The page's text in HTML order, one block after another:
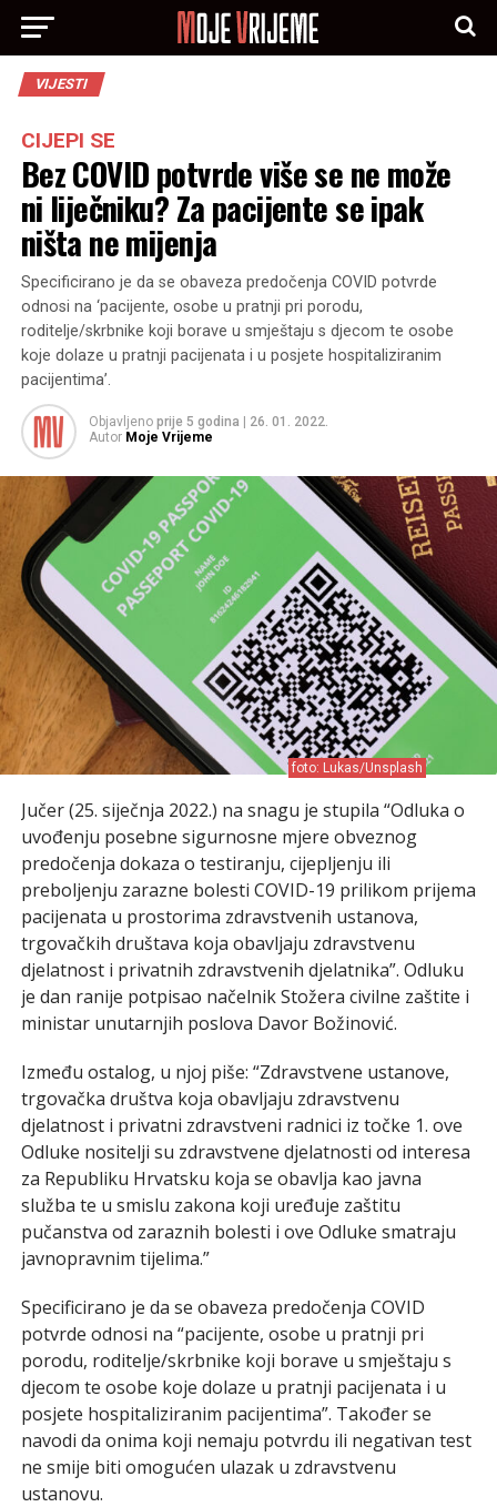
VIJESTI
CIJEPI SE
Bez COVID potvrde više se ne može
ni liječniku? Za pacijente se ipak
ništa ne mijenja
Specificirano je da se obaveza predočenja COVID potvrde
odnosi na ‘pacijente, osobe u pratnji pri porodu,
roditelje/skrbnike koji borave u smještaju s djecom te osobe
koje dolaze u pratnji pacijenata i u posjete hospitaliziranim
pacijentima’.
Objavljeno prije 5 godina
26. 01. 2022.
Autor Moje Vrijeme
foto: Lukas/Unsplash
Jučer (25. siječnja 2022.) na snagu je stupila “Odluka o
uvođenju posebne sigurnosne mjere obveznog
predočenja dokaza o testiranju, cijepljenju ili
preboljenju zarazne bolesti COVID-19 prilikom prijema
pacijenata u prostorima zdravstvenih ustanova,
trgovačkih društava koja obavljaju zdravstvenu
djelatnost i privatnih zdravstvenih djelatnika”. Odluku
je dan ranije potpisao načelnik Stožera civilne zaštite i
ministar unutarnjih poslova Davor Božinović.
Između ostalog, u njoj piše: “Zdravstvene ustanove,
trgovačka društva koja obavljaju zdravstvenu
djelatnost i privatni zdravstveni radnici iz točke 1. ove
Odluke nositelji su zdravstvene djelatnosti od interesa
za Republiku Hrvatsku koja se obavlja kao javna
služba te u smislu zakona koji uređuje zaštitu
pučanstva od zaraznih bolesti i ove Odluke smatraju
javnopravnim tijelima.”
Specificirano je da se obaveza predočenja COVID
potvrde odnosi na “pacijente, osobe u pratnji pri
porodu, roditelje/skrbnike koji borave u smještaju s
djecom te osobe koje dolaze u pratnji pacijenata i u
posjete hospitaliziranim pacijentima”. Također se
navodi da onima koji nemaju potvrdu ili negativan test
ne smije biti omogućen ulazak u zdravstvenu
ustanovu.